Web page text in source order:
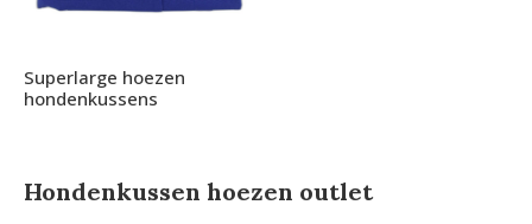
Superlarge hoezen
hondenkussens
Hondenkussen hoezen outlet